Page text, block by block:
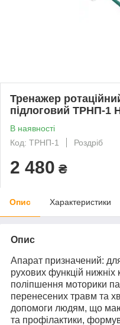
Тренажер
підлоговий ТРНП-1
В наявності
Код: ТРНП-1
Роздріб
2 480 ₴
Опис Характеристики
Опис
Апарат призначений:
рухових функцій нижніх
поліпшення моторики
перенесених травм та
допомоги людям, що
та профілактики,